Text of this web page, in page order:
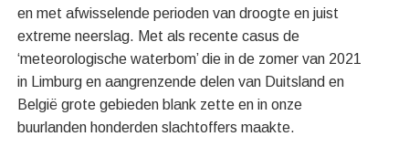
en met afwisselende perioden van droogte en juist
extreme neerslag. Met als recente casus de
‘meteorologische waterbom’ die in de zomer van 2021
in Limburg en aangrenzende delen van Duitsland en
België grote gebieden blank zette en in onze
buurlanden honderden slachtoffers maakte.